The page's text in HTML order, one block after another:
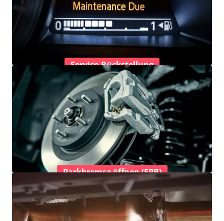
Service-Rückstellung
Parkbremse öffnen (EPB)